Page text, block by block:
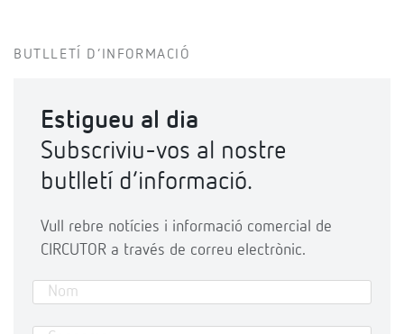
BUTLLETÍ D’INFORMACIÓ
Estigueu al dia
Subscriviu-vos al nostre
butlletí d’informació.
Vull rebre notícies i informació comercial de
CIRCUTOR a través de correu electrònic.